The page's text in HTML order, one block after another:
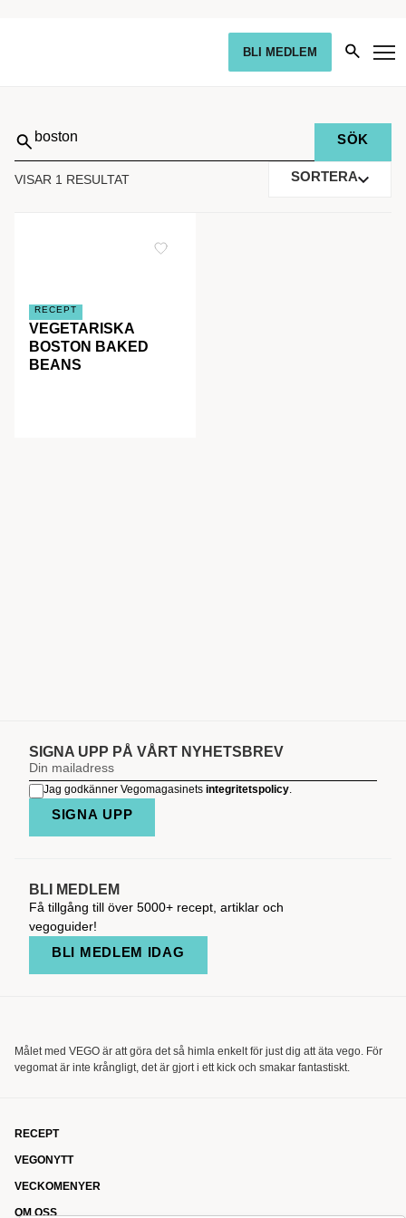
BLI MEDLEM
Sök
på:
VISAR 1 RESULTAT SORTERA
RECEPT
VEGETARISKA
BOSTON BAKED
BEANS
SIGNA UPP PÅ VÅRT NYHETSBREV
Jag godkänner Vegomagasinets integritetspolicy.
SIGNA UPP
BLI MEDLEM
Få tillgång till över 5000+ recept, artiklar och
vegoguider!
BLI MEDLEM IDAG
Målet med VEGO är att göra det så himla enkelt för just dig att äta vego. För
vegomat är inte krångligt, det är gjort i ett kick och smakar fantastiskt.
RECEPT
VEGONYTT
VECKOMENYER
OM OSS